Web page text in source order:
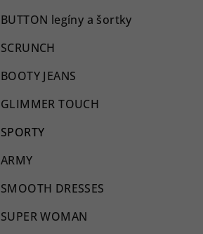
BUTTON legíny a šortky
SCRUNCH
BOOTY JEANS
GLIMMER TOUCH
SPORTY
ARMY
SMOOTH DRESSES
SUPER WOMAN